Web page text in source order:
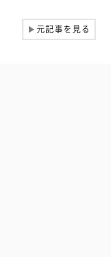
▶元記事を見る